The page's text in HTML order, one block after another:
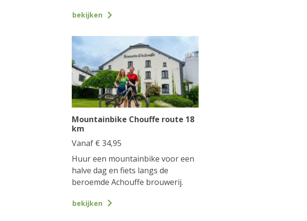
bekijken
Mountainbike Chouffe route 18
km
Vanaf € 34,95
Huur een mountainbike voor een
halve dag en fiets langs de
beroemde Achouffe brouwerij.
bekijken